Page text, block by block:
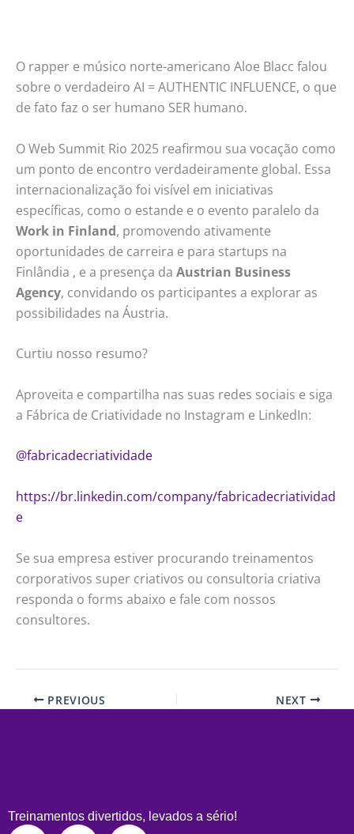
O rapper e músico norte-americano Aloe Blacc falou
sobre o verdadeiro AI = AUTHENTIC INFLUENCE, o que
de fato faz o ser humano SER humano.
O Web Summit Rio 2025 reafirmou sua vocação como
um ponto de encontro verdadeiramente global. Essa
internacionalização foi visível em iniciativas
específicas, como o estande e o evento paralelo da
Work in Finland, promovendo ativamente
oportunidades de carreira e para startups na
Finlândia , e a presença da Austrian Business
Agency, convidando os participantes a explorar as
possibilidades na Áustria.
Curtiu nosso resumo?
Aproveita e compartilha nas suas redes sociais e siga
a Fábrica de Criatividade no Instagram e LinkedIn:
@fabricadecriatividade
https://br.linkedin.com/company/fabricadecriatividad
e
Se sua empresa estiver procurando treinamentos
corporativos super criativos ou consultoria criativa
responda o forms abaixo e fale com nossos
consultores.
PREVIOUS NEXT
Treinamentos divertidos, levados a sério!